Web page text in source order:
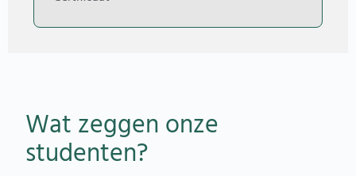
Wat zeggen onze
studenten?